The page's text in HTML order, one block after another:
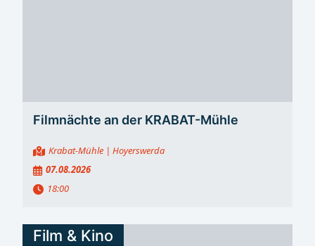
Filmnächte an der KRABAT-Mühle
Krabat-Mühle | Hoyerswerda
07.08.2026
18:00
Film & Kino